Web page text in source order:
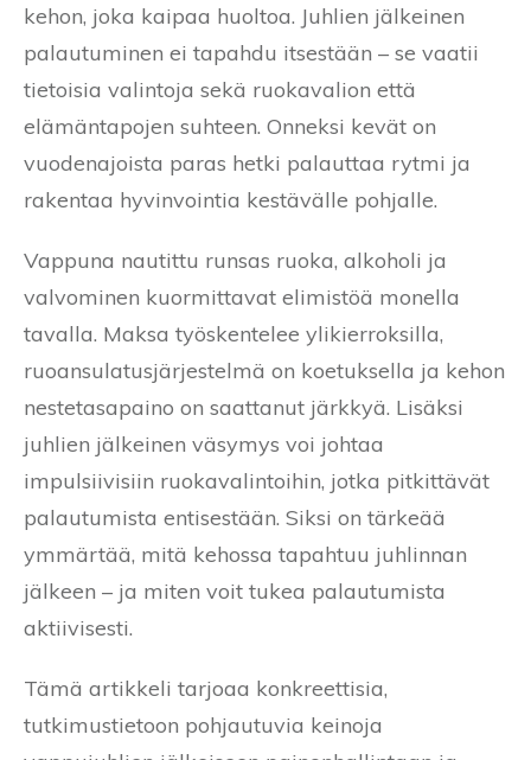
kehon, joka kaipaa huoltoa. Juhlien jälkeinen
palautuminen ei tapahdu itsestään – se vaatii
tietoisia valintoja sekä ruokavalion että
elämäntapojen suhteen. Onneksi kevät on
vuodenajoista paras hetki palauttaa rytmi ja
rakentaa hyvinvointia kestävälle pohjalle.
Vappuna nautittu runsas ruoka, alkoholi ja
valvominen kuormittavat elimistöä monella
tavalla. Maksa työskentelee ylikierroksilla,
ruoansulatusjärjestelmä on koetuksella ja kehon
nestetasapaino on saattanut järkkyä. Lisäksi
juhlien jälkeinen väsymys voi johtaa
impulsiivisiin ruokavalintoihin, jotka pitkittävät
palautumista entisestään. Siksi on tärkeää
ymmärtää, mitä kehossa tapahtuu juhlinnan
jälkeen – ja miten voit tukea palautumista
aktiivisesti.
Tämä artikkeli tarjoaa konkreettisia,
tutkimustietoon pohjautuvia keinoja